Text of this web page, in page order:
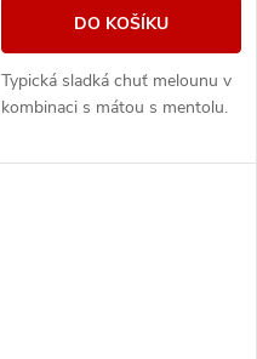
DO KOŠÍKU
Typická sladká chuť melounu v
kombinaci s mátou s mentolu.